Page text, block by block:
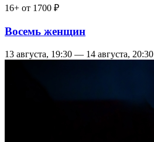
16+ от 1700 ₽
Восемь женщин
13 августа, 19:30 — 14 августа, 20:30